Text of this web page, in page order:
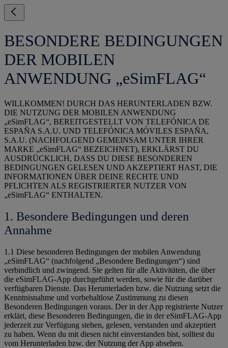
BESONDERE BEDINGUNGEN
DER MOBILEN
ANWENDUNG „eSimFLAG“
WILLKOMMEN! DURCH DAS HERUNTERLADEN BZW.
DIE NUTZUNG DER MOBILEN ANWENDUNG
„eSimFLAG“, BEREITGESTELLT VON TELEFÓNICA DE
ESPAÑA S.A.U. UND TELEFÓNICA MÓVILES ESPAÑA,
S.A.U. (NACHFOLGEND GEMEINSAM UNTER IHRER
MARKE „eSimFLAG“ BEZEICHNET), ERKLÄRST DU
AUSDRÜCKLICH, DASS DU DIESE BESONDEREN
BEDINGUNGEN GELESEN UND AKZEPTIERT HAST, DIE
INFORMATIONEN ÜBER DEINE RECHTE UND
PFLICHTEN ALS REGISTRIERTER NUTZER VON
„eSimFLAG“ ENTHALTEN.
1. Besondere Bedingungen und deren
Annahme
1.1 Diese besonderen Bedingungen der mobilen Anwendung
„eSimFLAG“ (nachfolgend „Besondere Bedingungen“) sind
verbindlich und zwingend. Sie gelten für alle Aktivitäten, die über
die eSimFLAG-App durchgeführt werden, sowie für die darüber
verfügbaren Dienste. Das Herunterladen bzw. die Nutzung setzt die
Kenntnisnahme und vorbehaltlose Zustimmung zu diesen
Besonderen Bedingungen voraus. Der in der App registrierte Nutzer
erklärt, diese Besonderen Bedingungen, die in der eSimFLAG-App
jederzeit zur Verfügung stehen, gelesen, verstanden und akzeptiert
zu haben. Wenn du mit diesen nicht einverstanden bist, solltest du
vom Herunterladen bzw. der Nutzung der App absehen.